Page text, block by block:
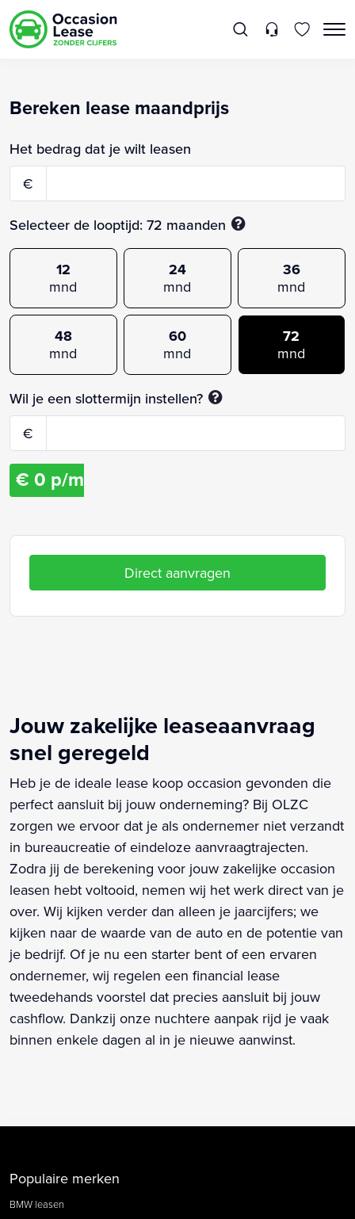
Bereken lease maandprijs
Het bedrag dat je wilt leasen
€
Selecteer de looptijd: 72 maanden
12
mnd
24
mnd
36
mnd
48
mnd
60
mnd
72
mnd
Wil je een slottermijn instellen?
€
€ 0 p/m
Direct aanvragen
Jouw zakelijke leaseaanvraag
snel geregeld
Heb je de ideale lease koop occasion gevonden die
perfect aansluit bij jouw onderneming? Bij OLZC
zorgen we ervoor dat je als ondernemer niet verzandt
in bureaucreatie of eindeloze aanvraagtrajecten.
Zodra jij de berekening voor jouw zakelijke occasion
leasen hebt voltooid, nemen wij het werk direct van je
over. Wij kijken verder dan alleen je jaarcijfers; we
kijken naar de waarde van de auto en de potentie van
je bedrijf. Of je nu een starter bent of een ervaren
ondernemer, wij regelen een financial lease
tweedehands voorstel dat precies aansluit bij jouw
cashflow. Dankzij onze nuchtere aanpak rijd je vaak
binnen enkele dagen al in je nieuwe aanwinst.
Populaire merken
BMW leasen